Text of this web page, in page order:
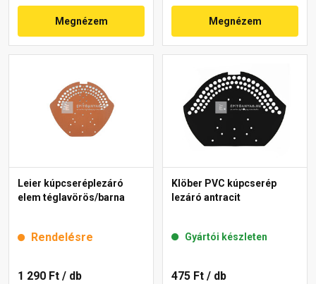
Megnézem Megnézem
Leier kúpcseréplezáró
elem téglavörös/barna
Rendelésre
1 290 Ft / db
Klöber PVC kúpcserép
lezáró antracit
Gyártói készleten
475 Ft / db